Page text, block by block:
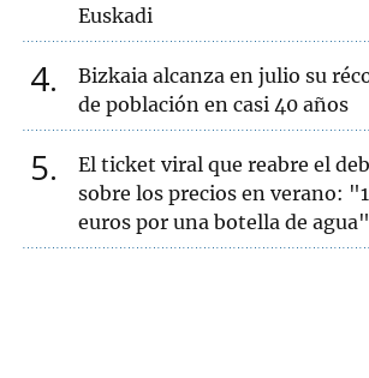
Euskadi
4
Bizkaia alcanza en julio su
de población en casi 40 años
5
El ticket viral que reabre el
sobre los precios en verano:
euros por una botella de agua"